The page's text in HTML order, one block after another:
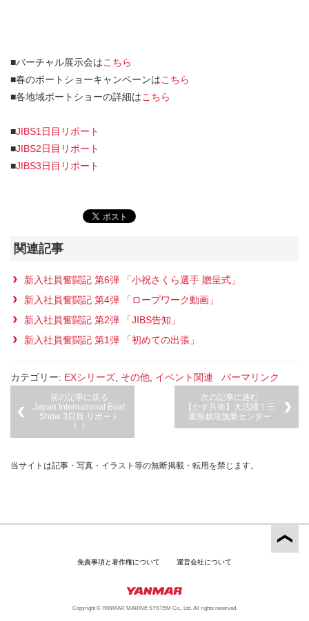
■バーチャル展示会はこちら
■春のボートショーキャンペーンはこちら
■各地域ボートショーの詳細はこちら
■JIBS1日目リポート
■JIBS2日目リポート
■JIBS3日目リポート
関連記事
新入社員奮闘記 第6弾 「小祝さくら選手 贈呈式」
新入社員奮闘記 第4弾 「ロープワーク動画」
新入社員奮闘記 第2弾 「JIBS告知」
新入社員奮闘記 第1弾 「初めての出張」
カテゴリー: EXシリーズ, その他, イベント関連 パーマリンク
前の記事に戻る
Japan International Boat
Show 3日目 リポート
！！
次の記事に進む
【かす兵衛】大活躍！三
重県栽培漁業センター
当サイトは記事・写真・イラスト等の無断掲載・転用を禁じます。
免責事項と著作権について 運営会社について
Copyright © YANMAR MARINE SYSTEM Co., Ltd. All rights reserved.